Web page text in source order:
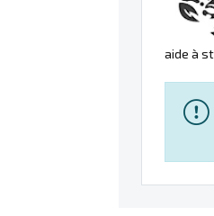
aide à